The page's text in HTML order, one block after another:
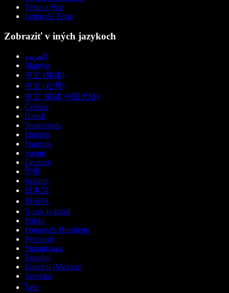
Texto a Voz
Leitor de Texto
Zobraziť v iných jazykoch
العربية
Magyar
中文 (简体)
中文 (台灣)
中文 (简体 中国大陆)
Čeština
Dansk
Nederlands
English
Français
Suomi
Deutsch
हिन्दी
Italiano
日本語
한국어
Norsk bokmål
Polski
Português Brasileiro
Русский
Українська
Español
Español (México)
Svenska
ไทย